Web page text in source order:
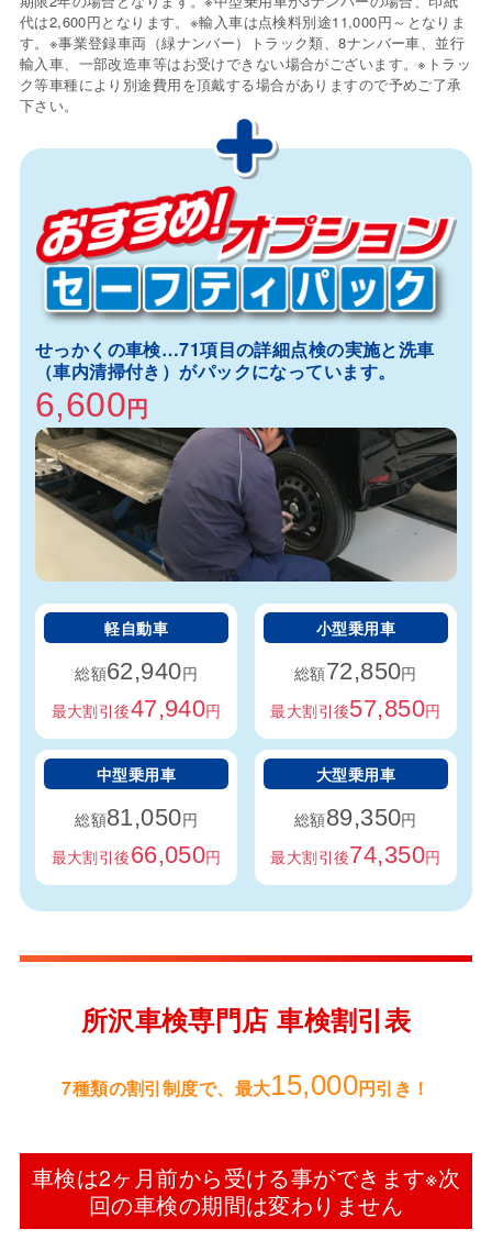
代は2,600円となります。※輸入車は点検料別途11,000円～となりま
す。※事業登録車両（緑ナンバー）トラック類、8ナンバー車、並行
輸入車、一部改造車等はお受けできない場合がございます。※トラッ
ク等車種により別途費用を頂戴する場合がありますので予めご了承
下さい。
せっかくの車検…71項目の詳細点検の実施と洗車
（車内清掃付き）がパックになっています。
6,600円
軽自動車
総額62,940円
最大割引後47,940円
小型乗用車
総額72,850円
最大割引後57,850円
中型乗用車
総額81,050円
最大割引後66,050円
大型乗用車
総額89,350円
最大割引後74,350円
所沢車検専門店 車検割引表
7種類の割引制度で、最大15,000円引き！
車検は2ヶ月前から受ける事ができます※次
回の車検の期間は変わりません